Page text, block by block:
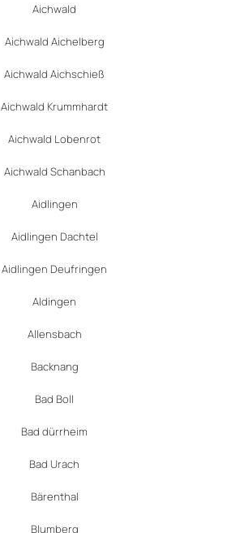
Aichwald
Aichwald Aichelberg
Aichwald Aichschieß
Aichwald Krummhardt
Aichwald Lobenrot
Aichwald Schanbach
Aidlingen
Aidlingen Dachtel
Aidlingen Deufringen
Aldingen
Allensbach
Backnang
Bad Boll
Bad dürrheim
Bad Urach
Bärenthal
Blumberg